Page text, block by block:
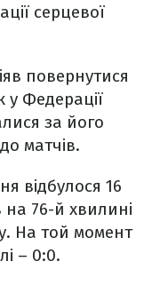
серцевої
повернутися
Федерації
за його
матчів.
відбулося 16
76-й хвилині
На той момент
– 0:0.